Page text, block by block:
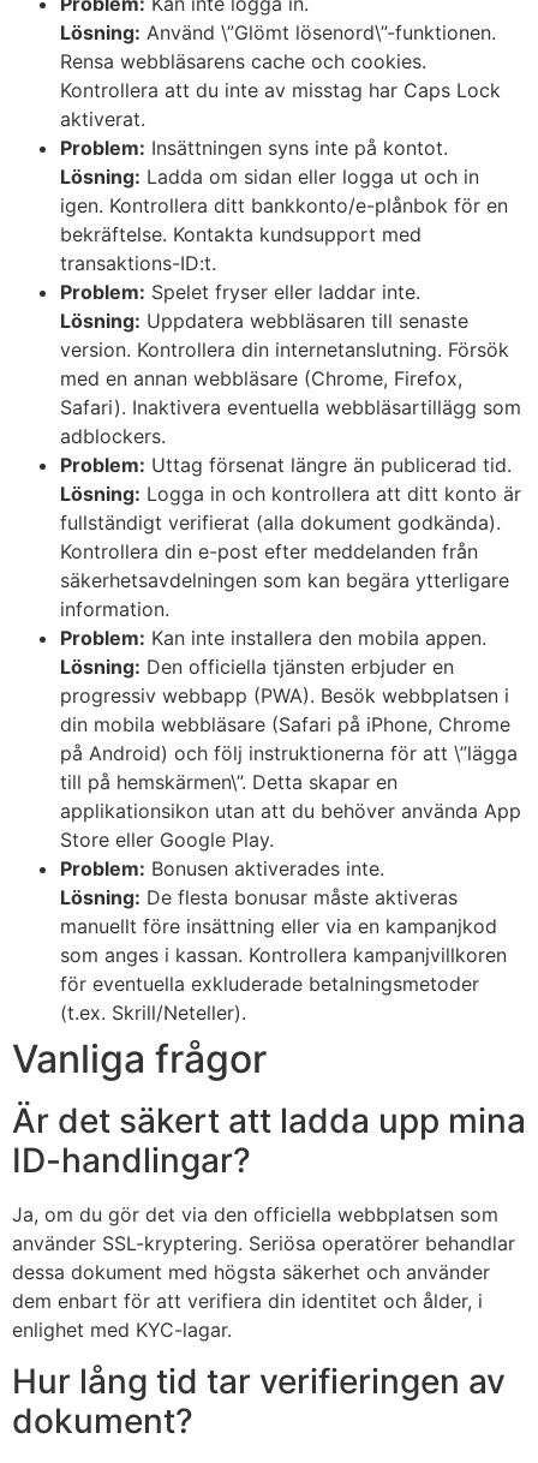
Lösning: Använd \”Glömt lösenord\”-funktionen.
Rensa webbläsarens cache och cookies.
Kontrollera att du inte av misstag har Caps Lock
aktiverat.
Problem: Insättningen syns inte på kontot.
Lösning: Ladda om sidan eller logga ut och in
igen. Kontrollera ditt bankkonto/e-plånbok för en
bekräftelse. Kontakta kundsupport med
transaktions-ID:t.
Problem: Spelet fryser eller laddar inte.
Lösning: Uppdatera webbläsaren till senaste
version. Kontrollera din internetanslutning. Försök
med en annan webbläsare (Chrome, Firefox,
Safari). Inaktivera eventuella webbläsartillägg som
adblockers.
Problem: Uttag försenat längre än publicerad tid.
Lösning: Logga in och kontrollera att ditt konto är
fullständigt verifierat (alla dokument godkända).
Kontrollera din e-post efter meddelanden från
säkerhetsavdelningen som kan begära ytterligare
information.
Problem: Kan inte installera den mobila appen.
Lösning: Den officiella tjänsten erbjuder en
progressiv webbapp (PWA). Besök webbplatsen i
din mobila webbläsare (Safari på iPhone, Chrome
på Android) och följ instruktionerna för att \”lägga
till på hemskärmen\”. Detta skapar en
applikationsikon utan att du behöver använda App
Store eller Google Play.
Problem: Bonusen aktiverades inte.
Lösning: De flesta bonusar måste aktiveras
manuellt före insättning eller via en kampanjkod
som anges i kassan. Kontrollera kampanjvillkoren
för eventuella exkluderade betalningsmetoder
(t.ex. Skrill/Neteller).
Vanliga frågor
Är det säkert att ladda upp mina
ID-handlingar?
Ja, om du gör det via den officiella webbplatsen som
använder SSL-kryptering. Seriösa operatörer behandlar
dessa dokument med högsta säkerhet och använder
dem enbart för att verifiera din identitet och ålder, i
enlighet med KYC-lagar.
Hur lång tid tar verifieringen av
dokument?